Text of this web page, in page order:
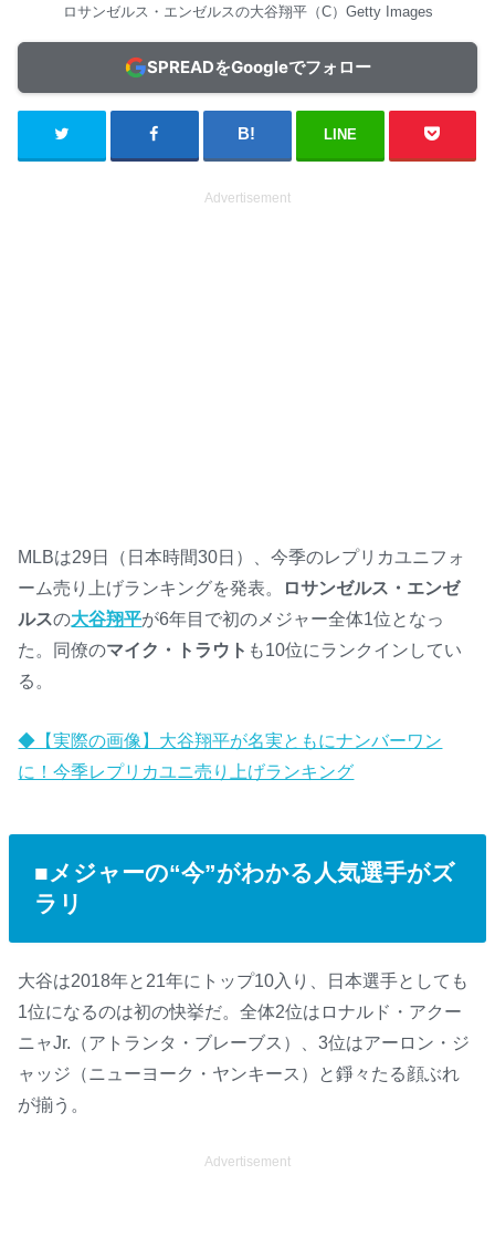
ロサンゼルス・エンゼルスの大谷翔平（C）Getty Images
SPREADをGoogleでフォロー
LINE
Advertisement
MLBは29日（日本時間30日）、今季のレプリカユニフォ
ーム売り上げランキングを発表。
ロサンゼルス・エンゼ
ルスの大谷翔平が6年目で初のメジャー全体1位となっ
た。同僚のマイク・トラウト も10位にランクインしてい
る。
◆【実際の画像】大谷翔平が名実ともにナンバーワン
に！今季レプリカユニ売り上げランキング
■メジャーの“今”がわかる人気選手がズ
ラリ
大谷は2018年と21年にトップ10入り、日本選手としても
1位になるのは初の快挙だ。全体2位はロナルド・アクー
ニャJr.（アトランタ・ブレーブス）、3位はアーロン・ジ
ャッジ（ニューヨーク・ヤンキース）と錚々たる顔ぶれ
が揃う。
Advertisement